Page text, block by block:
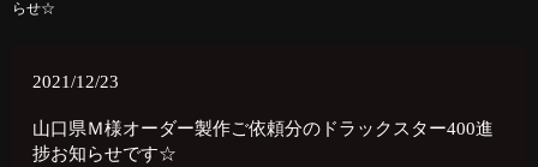
らせ☆
2021/12/23
山口県Ｍ様オーダー製作ご依頼分のドラックスター400進
捗お知らせです☆